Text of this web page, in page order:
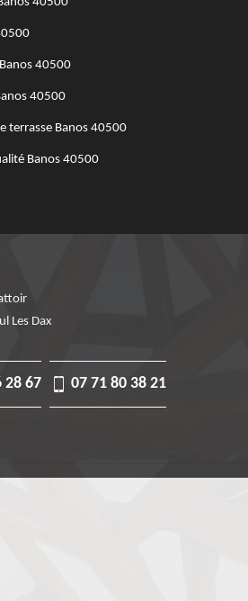
40500
40500
terrasse Banos 40500
Banos 40500
Les Dax
28 67 07 71 80 38 21